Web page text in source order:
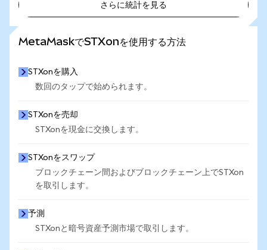
さらに統計を見る
MetaMaskでSTXonを使用する方法
STXonを購入
数回のタップで始められます。
STXonを売却
STXonを現金に交換します。
STXonをスワップ
ブロックチェーン間およびブロックチェーン上でSTXon
を取引します。
予測
STXonと暗号資産予測市場で取引します。